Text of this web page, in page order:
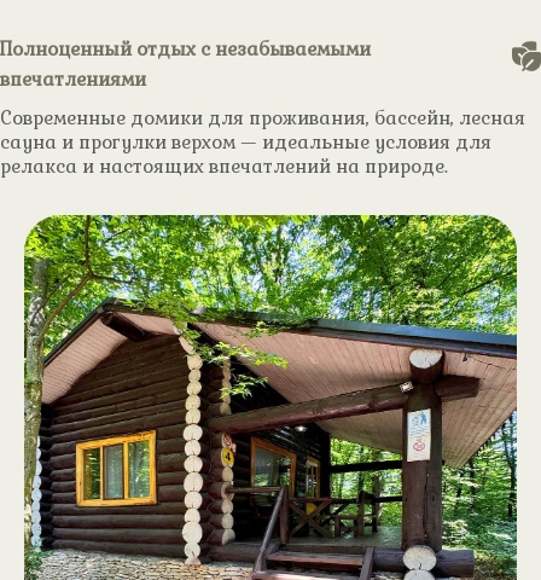
Полноценный отдых с незабываемыми
впечатлениями
Современные домики для проживания, бассейн, лесная
сауна и прогулки верхом — идеальные условия для
релакса и настоящих впечатлений на природе.